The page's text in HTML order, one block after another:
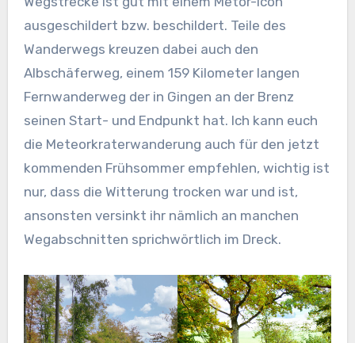
ausgeschildert bzw. beschildert. Teile des
Wanderwegs kreuzen dabei auch den
Albschäferweg, einem 159 Kilometer langen
Fernwanderweg der in Gingen an der Brenz
seinen Start- und Endpunkt hat. Ich kann euch
die Meteorkraterwanderung auch für den jetzt
kommenden Frühsommer empfehlen, wichtig ist
nur, dass die Witterung trocken war und ist,
ansonsten versinkt ihr nämlich an manchen
Wegabschnitten sprichwörtlich im Dreck.